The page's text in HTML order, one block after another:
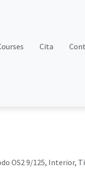
Cita
OS2 9/125,